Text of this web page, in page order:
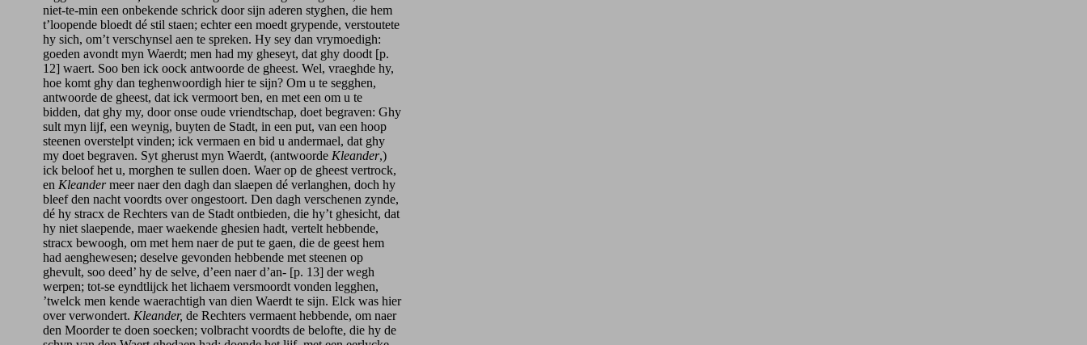
niet-te-min een onbekende schrick door sijn aderen styghen, die hem
t’loopende bloedt dé stil staen; echter een moedt grypende, verstoutete
hy sich, om’t verschynsel aen te spreken. Hy sey dan vrymoedigh:
goeden avondt myn Waerdt; men had my gheseyt, dat ghy doodt [p.
12] waert. Soo ben ick oock antwoorde de gheest. Wel, vraeghde hy,
hoe komt ghy dan teghenwoordigh hier te sijn? Om u te segghen,
antwoorde de gheest, dat ick vermoort ben, en met een om u te
bidden, dat ghy my, door onse oude vriendtschap, doet begraven: Ghy
sult myn lijf, een weynig, buyten de Stadt, in een put, van een hoop
steenen overstelpt vinden; ick vermaen en bid u andermael, dat ghy
my doet begraven. Syt gherust myn Waerdt, (antwoorde Kleander,)
ick beloof het u, morghen te sullen doen. Waer op de gheest vertrock,
en Kleandermeer naer den dagh dan slaepen dé verlanghen, doch hy
bleef den nacht voordts over ongestoort. Den dagh verschenen zynde,
dé hy stracx de Rechters van de Stadt ontbieden, die hy’t ghesicht, dat
hy niet slaepende, maer waekende ghesien hadt, vertelt hebbende,
stracx bewoogh, om met hem naer de put te gaen, die de geest hem
had aenghewesen; deselve gevonden hebbende met steenen op
ghevult, soo deed’ hy de selve, d’een naer d’an- [p. 13] der wegh
werpen; tot-se eyndtlijck het lichaem versmoordt vonden legghen,
’twelck men kende waerachtigh van dien Waerdt te sijn. Elck was hier
over verwondert. Kleander, de Rechters vermaent hebbende, om naer
den Moorder te doen soecken; volbracht voordts de belofte, die hy de